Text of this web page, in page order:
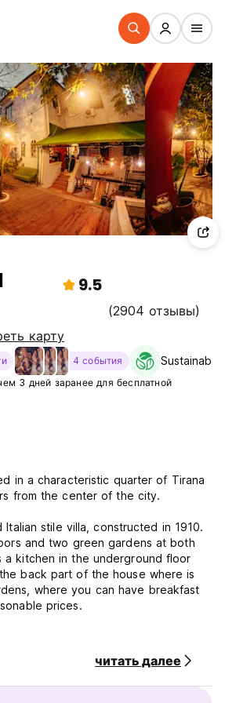
9.5
(2904 отзывы)
карту
4 события
3 дней заранее для бесплатной
in a characteristic quarter of Tirana
from the center of the city.
Italian stile villa, constructed in 1910.
and two green gardens at both
a kitchen in the underground floor
back part of the house where is
where you can have breakfast
prices.
one computer and free wireless
stile of the common area offers a
читать далее